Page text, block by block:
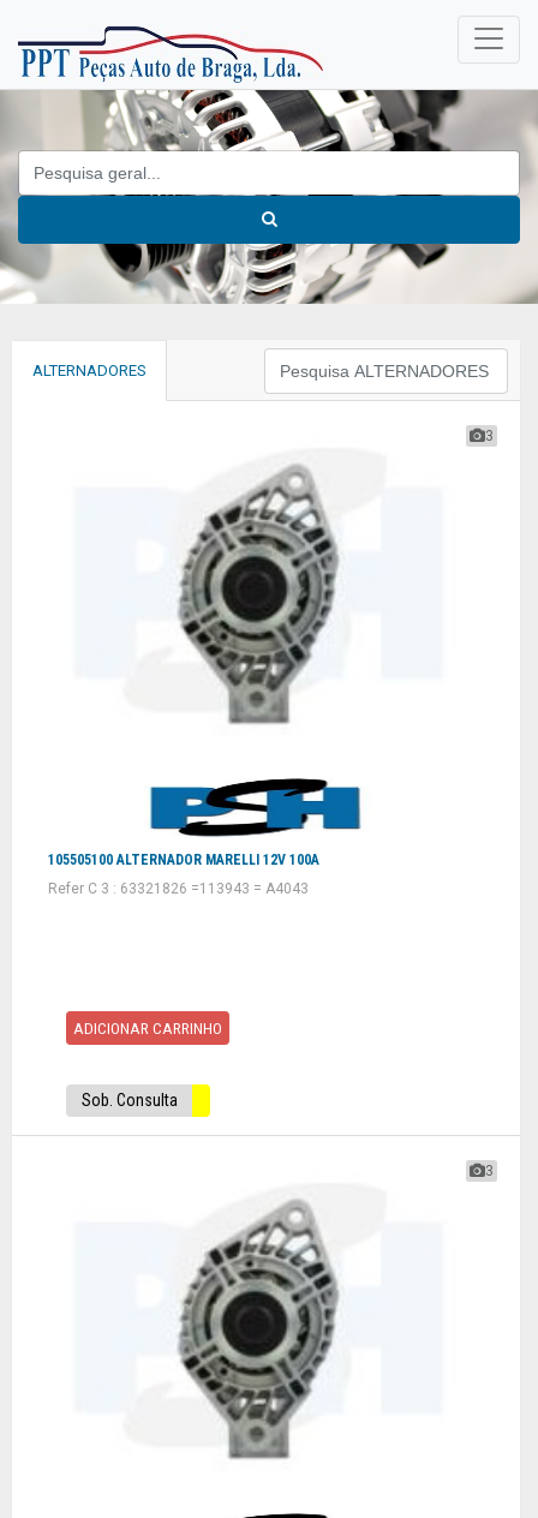
ALTERNADORES
3
105505100 ALTERNADOR MARELLI 12V 100A
Refer C 3 : 63321826 =113943 = A4043
ADICIONAR CARRINHO
Sob. Consulta
3